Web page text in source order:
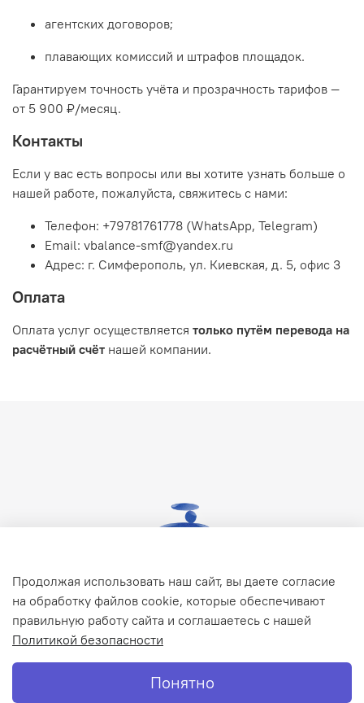
агентских договоров;
плавающих комиссий и штрафов площадок.
Гарантируем точность учёта и прозрачность тарифов —
от 5 900 ₽/месяц.
Контакты
Если у вас есть вопросы или вы хотите узнать больше о
нашей работе, пожалуйста, свяжитесь с нами:
Телефон: +79781761778 (WhatsApp, Telegram)
Email: vbalance-smf@yandex.ru
Адрес: г. Симферополь, ул. Киевская, д. 5, офис 3
Оплата
Оплата услуг осуществляется только путём перевода на
расчётный счёт нашей компании.
Продолжая использовать наш сайт, вы даете согласие
на обработку файлов cookie, которые обеспечивают
правильную работу сайта и соглашаетесь с нашей
Политикой безопасности
Понятно